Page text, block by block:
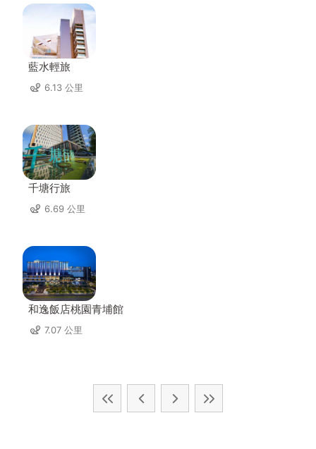
藍水輕旅
6.13 公里
千塘行旅
6.69 公里
和逸飯店桃園青埔館
7.07 公里